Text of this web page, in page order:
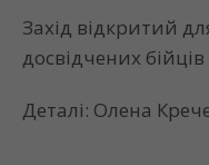
Захід відкритий
досвідчених бійців
Деталі: Олена